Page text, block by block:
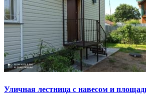
Уличная лестница с навесом и